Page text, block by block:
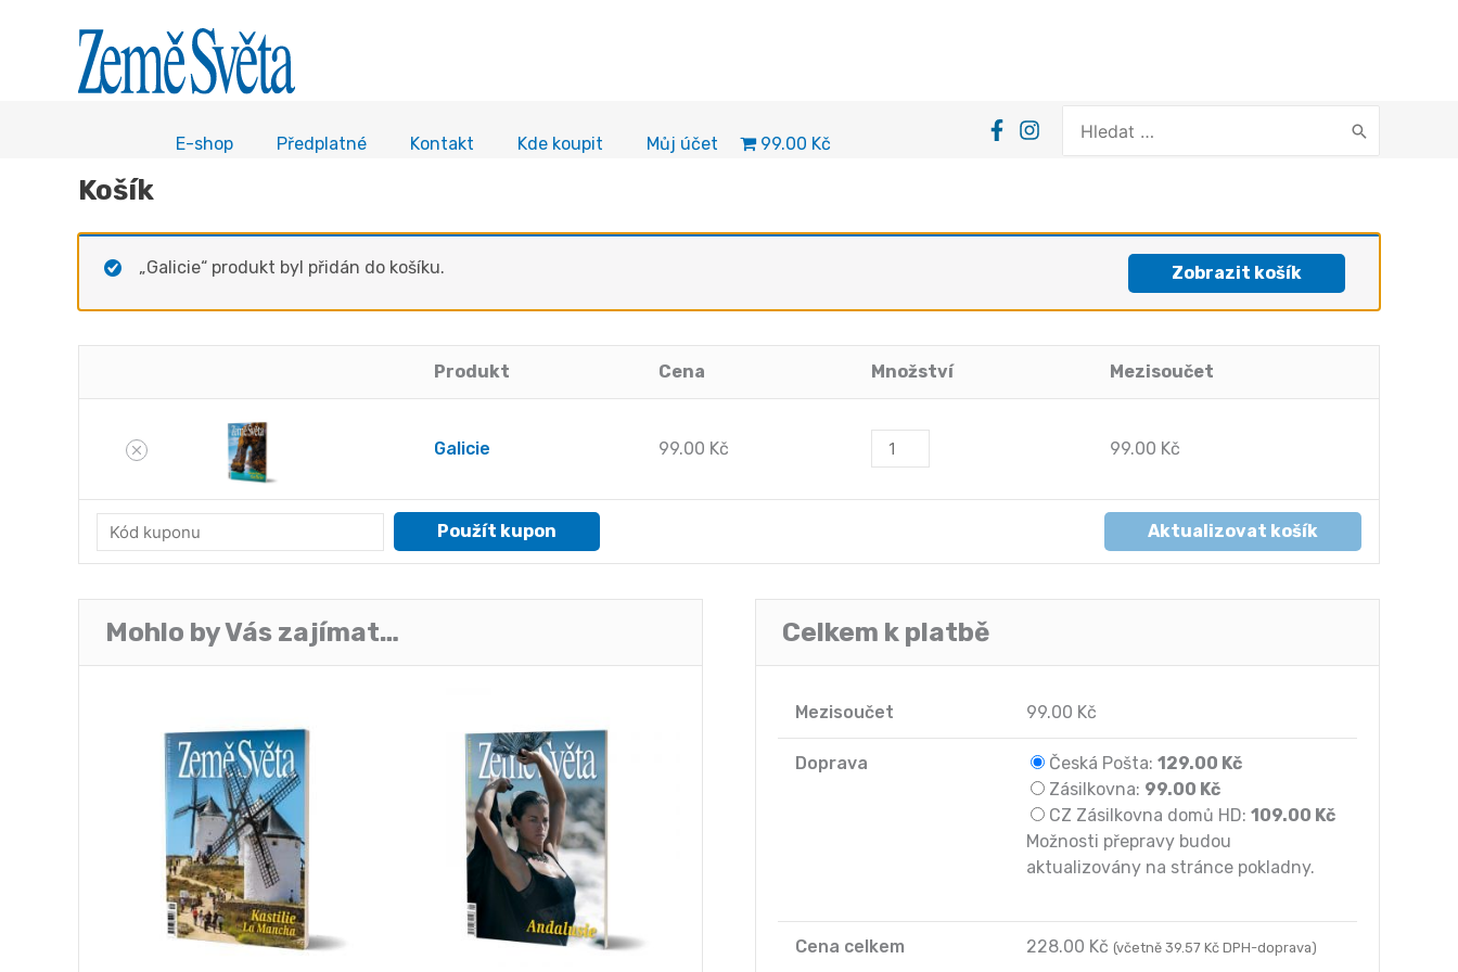
E-shop Předplatné Kontakt Kde koupit Můj účet 99.00 Kč
for:
Košík
„Galicie“ produkt byl přidán do košíku. Zobrazit košík
Produkt Cena Množství Mezisoučet
Galicie 99.00 Kč
Galicie
množství
99.00 Kč
Použít kupon Aktualizovat košík
Mohlo by Vás zajímat… Celkem k platbě
Mezisoučet 99.00 Kč
Doprava Česká Pošta:129.00 Kč
Zásilkovna: 99.00 Kč
CZ Zásilkovna domů HD:109.00 Kč
Možnosti přepravy budou
aktualizovány na stránce pokladny.
Cena celkem 228.00 Kč (včetně 39.57 Kč DPH-doprava)